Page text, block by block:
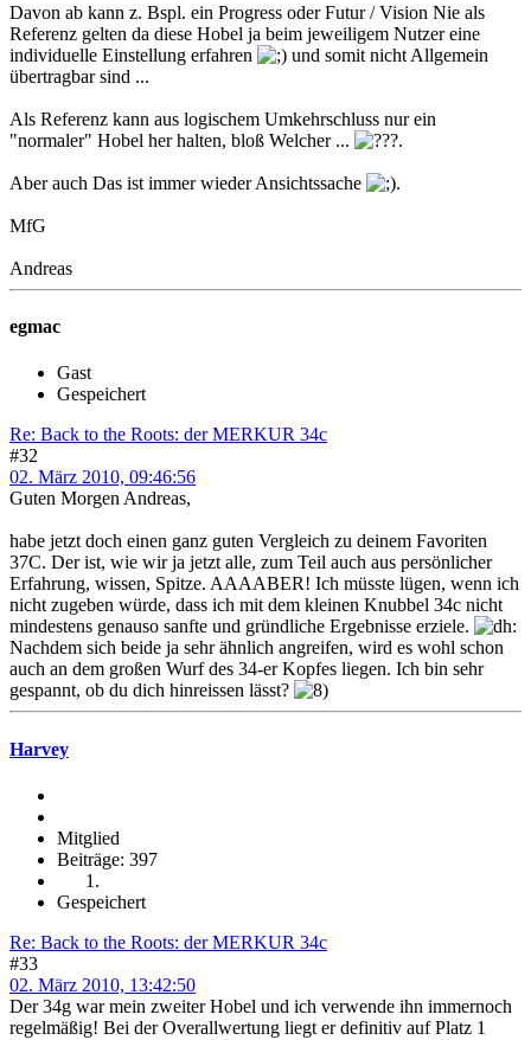
Davon ab kann z. Bspl. ein Progress oder Futur / Vision Nie als
Referenz gelten da diese Hobel ja beim jeweiligem Nutzer eine
individuelle Einstellung erfahren
und somit nicht Allgemein
übertragbar sind ...
Als Referenz kann aus logischem Umkehrschluss nur ein
"normaler" Hobel her halten, bloß Welcher ...
.
Aber auch Das ist immer wieder Ansichtssache .
MfG
Andreas
egmac
Gast
Gespeichert
Re: Back to the Roots: der MERKUR 34c
#32
02. März 2010, 09:46:56
Guten Morgen Andreas,
habe jetzt doch einen ganz guten Vergleich zu deinem Favoriten
37C. Der ist, wie wir ja jetzt alle, zum Teil auch aus persönlicher
Erfahrung, wissen, Spitze. AAAABER! Ich müsste lügen, wenn ich
nicht zugeben würde, dass ich mit dem kleinen Knubbel 34c nicht
mindestens genauso sanfte und gründliche Ergebnisse erziele.
Nachdem sich beide ja sehr ähnlich angreifen, wird es wohl schon
auch an dem großen Wurf des 34-er Kopfes liegen. Ich bin sehr
gespannt, ob du dich hinreissen lässt?
Harvey
Mitglied
Beiträge: 397
Gespeichert
Re: Back to the Roots: der MERKUR 34c
#33
02. März 2010, 13:42:50
Der 34g war mein zweiter Hobel und ich verwende ihn immernoch
regelmäßig! Bei der Overallwertung liegt er definitiv auf Platz 1